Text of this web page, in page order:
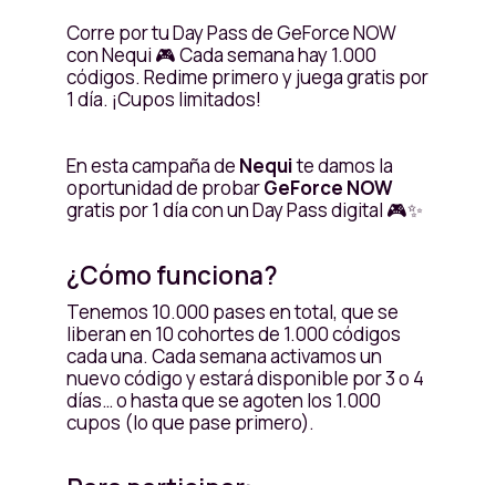
Corre por tu Day Pass de GeForce NOW
con Nequi 🎮 Cada semana hay 1.000
códigos. Redime primero y juega gratis por
1 día. ¡Cupos limitados!
En esta campaña de Nequite damos la
oportunidad de probarGeForce NOW
gratis por 1 día con un Day Pass digital 🎮✨
¿Cómo funciona?
Tenemos 10.000 pases en total, que se
liberan en 10 cohortes de 1.000 códigos
cada una. Cada semana activamos un
nuevo código y estará disponible por 3 o 4
días… o hasta que se agoten los 1.000
cupos (lo que pase primero).